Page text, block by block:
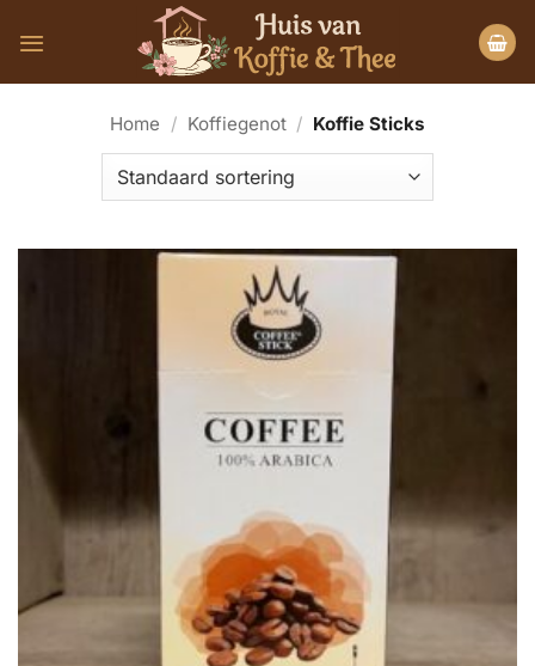
naar
Home / Koffiegenot / Koffie Sticks